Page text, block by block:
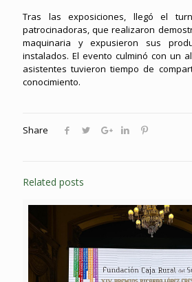
Tras las exposiciones, llegó el
patrocinadoras, que realizaron
maquinaria y expusieron sus
instalados. El evento culminó con un
asistentes tuvieron tiempo de
conocimiento.
Share
Related posts